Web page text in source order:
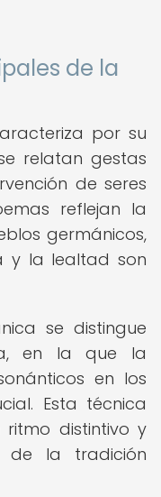
de la
por su
relatan gestas
de seres
reflejan la
germánicos,
y la lealtad son
se distingue
en la que la
en los
Esta técnica
distintivo y
de la tradición